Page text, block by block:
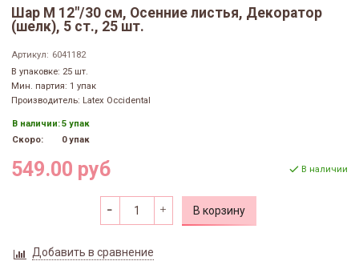
Шар М 12"/30 см, Осенние листья, Декоратор
(шелк), 5 ст., 25 шт.
Артикул: 6041182
В упаковке: 25 шт.
Мин. партия: 1 упак
Производитель: Latex Occidental
В наличии:5 упак
Скоро:
0 упак
549.00 руб В наличии
В корзину
Добавить в сравнение